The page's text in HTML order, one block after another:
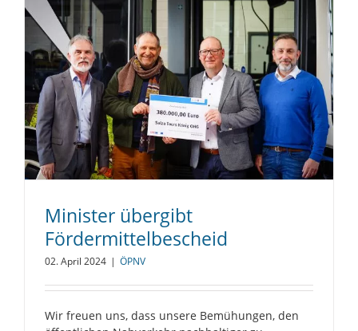
Minister übergibt
Fördermittelbescheid
02. April 2024 | ÖPNV
Wir freuen uns, dass unsere Bemühungen, den